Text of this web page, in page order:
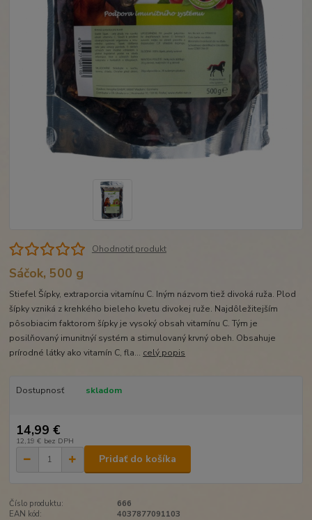
Ohodnotiť produkt
Sáčok, 500 g
Stiefel Šípky, extraporcia vitamínu C. Iným názvom tiež divoká ruža. Plod
šípky vzniká z krehkého bieleho kvetu divokej ruže. Najdôležitejším
pôsobiacim faktorom šípky je vysoký obsah vitamínu C. Tým je
posilňovaný imunitnýí systém a stimulovaný krvný obeh. Obsahuje
prírodné látky ako vitamín C, fla... celý popis
Dostupnosť skladom
14,99 €
12,19 € bez DPH
Pridať do košíka
Číslo produktu:
666
EAN kód:
4037877091103